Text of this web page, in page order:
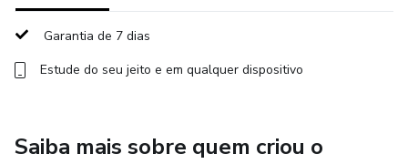
Garantia de 7 dias
Estude do seu jeito e em qualquer dispositivo
Saiba mais sobre quem criou o